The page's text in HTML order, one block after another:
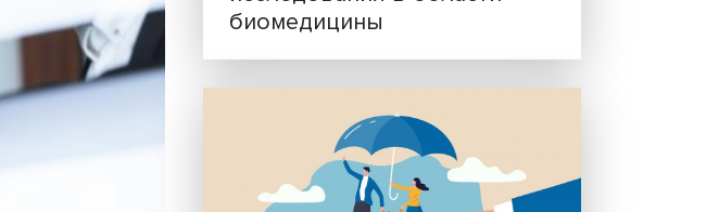
ученые представили
исследования в области
биомедицины